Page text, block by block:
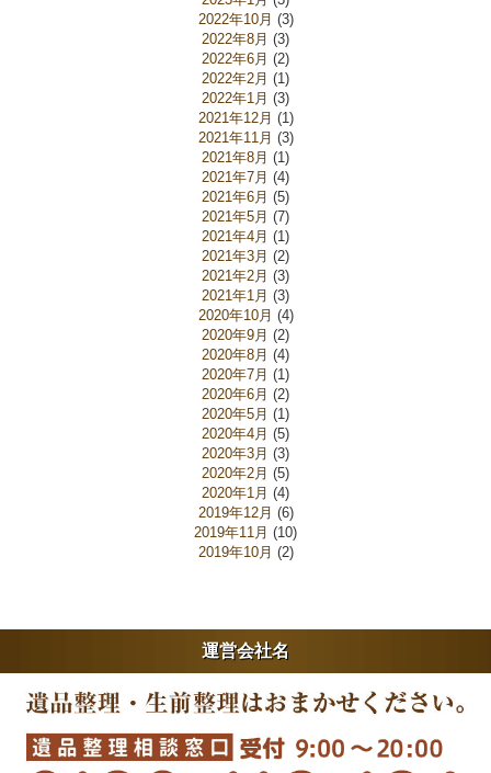
2022年10月 (3)
2022年8月 (3)
2022年6月 (2)
2022年2月 (1)
2022年1月 (3)
2021年12月 (1)
2021年11月 (3)
2021年8月 (1)
2021年7月 (4)
2021年6月 (5)
2021年5月 (7)
2021年4月 (1)
2021年3月 (2)
2021年2月 (3)
2021年1月 (3)
2020年10月 (4)
2020年9月 (2)
2020年8月 (4)
2020年7月 (1)
2020年6月 (2)
2020年5月 (1)
2020年4月 (5)
2020年3月 (3)
2020年2月 (5)
2020年1月 (4)
2019年12月 (6)
2019年11月 (10)
2019年10月 (2)
運営会社名